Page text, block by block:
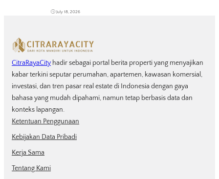
July 18, 2026
CitraRayaCity hadir sebagai portal berita properti yang menyajikan
kabar terkini seputar perumahan, apartemen, kawasan komersial,
investasi, dan tren pasar real estate di Indonesia dengan gaya
bahasa yang mudah dipahami, namun tetap berbasis data dan
konteks lapangan.
Ketentuan Penggunaan
Kebijakan Data Pribadi
Kerja Sama
Tentang Kami